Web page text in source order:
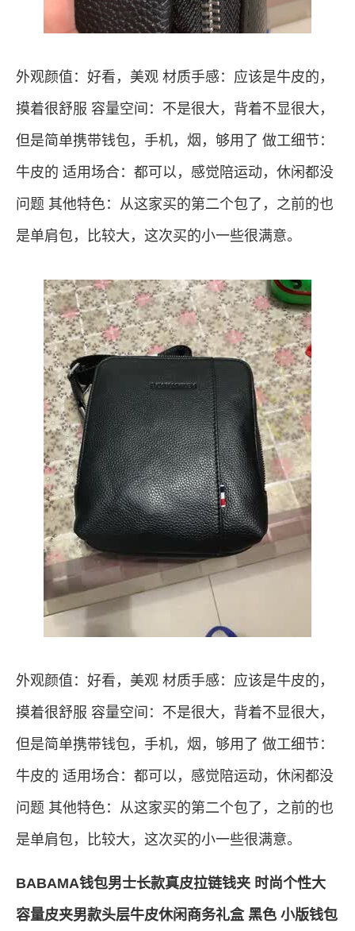
外观颜值：好看，美观 材质手感：应该是牛皮的，
摸着很舒服 容量空间：不是很大，背着不显很大，
但是简单携带钱包，手机，烟，够用了 做工细节：
牛皮的 适用场合：都可以，感觉陪运动，休闲都没
问题 其他特色：从这家买的第二个包了，之前的也
是单肩包，比较大，这次买的小一些很满意。
外观颜值：好看，美观 材质手感：应该是牛皮的，
摸着很舒服 容量空间：不是很大，背着不显很大，
但是简单携带钱包，手机，烟，够用了 做工细节：
牛皮的 适用场合：都可以，感觉陪运动，休闲都没
问题 其他特色：从这家买的第二个包了，之前的也
是单肩包，比较大，这次买的小一些很满意。
BABAMA钱包男士长款真皮拉链钱夹 时尚个性大
容量皮夹男款头层牛皮休闲商务礼盒 黑色 小版钱包